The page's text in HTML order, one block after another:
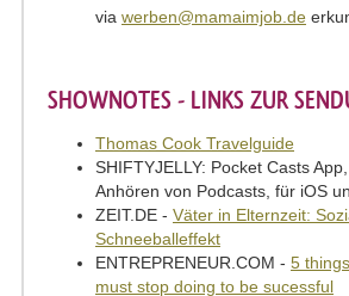
via werben@mamaimjob.de
SHOWNOTES - LINKS ZUR
Thomas Cook Travelguide
SHIFTYJELLY: Pocket Casts
Anhören von Podcasts, für iOS
ZEIT.DE - Väter in Elternzeit:
Schneeballeffekt
ENTREPRENEUR.COM - 5
must stop doing to be sucessful